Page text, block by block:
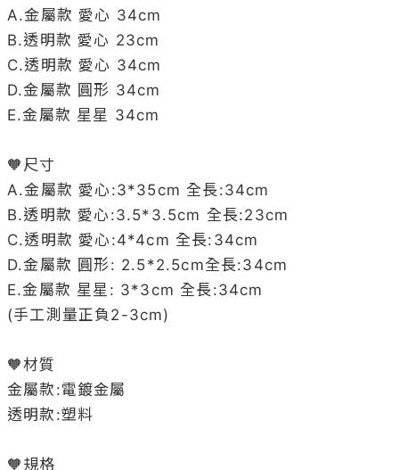
A.金屬款 愛心 34cm
B.透明款 愛心 23cm
C.透明款 愛心 34cm
D.金屬款 圓形 34cm
E.金屬款 星星 34cm
🧡尺寸
A.金屬款 愛心:3*35cm 全長:34cm
B.透明款 愛心:3.5*3.5cm 全長:23cm
C.透明款 愛心:4*4cm 全長:34cm
D.金屬款 圓形: 2.5*2.5cm全長:34cm
E.金屬款 星星: 3*3cm 全長:34cm
(手工測量正負2-3cm)
🧡材質
金屬款:電鍍金屬
透明款:塑料
🧡規格